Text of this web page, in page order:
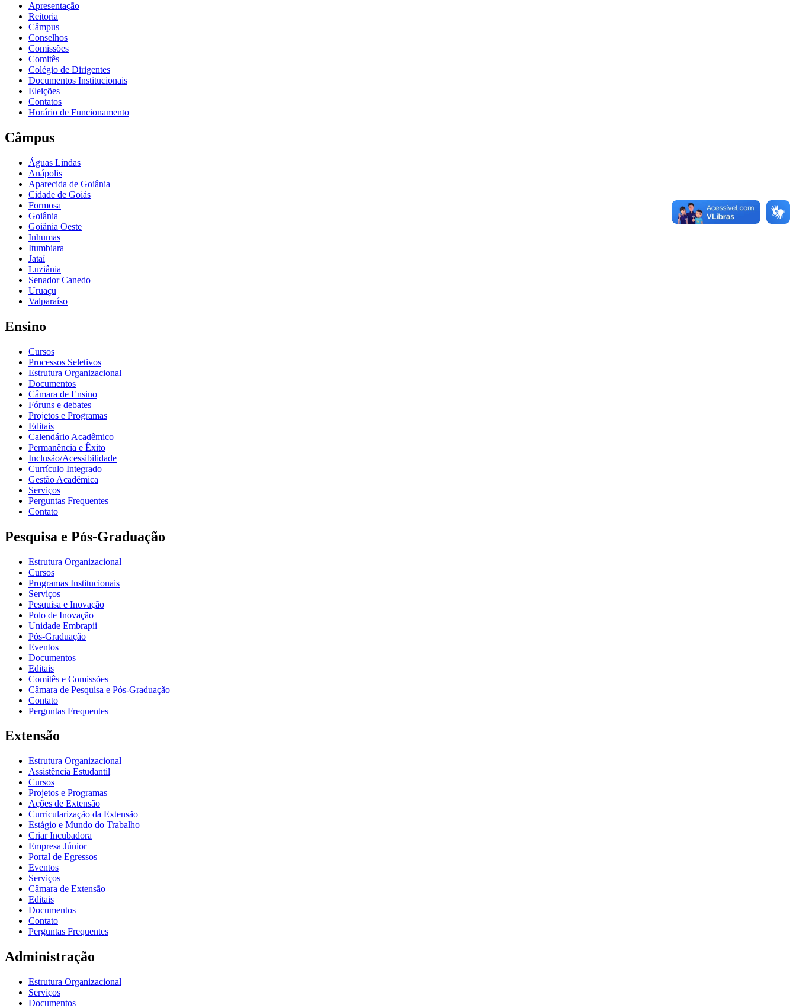
Apresentação
Reitoria
Câmpus
Conselhos
Comissões
Comitês
Colégio de Dirigentes
Documentos Institucionais
Eleições
Contatos
Horário de Funcionamento
Câmpus
Águas Lindas
Anápolis
Aparecida de Goiânia
Cidade de Goiás
Formosa
Goiânia
Goiânia Oeste
Inhumas
Itumbiara
Jataí
Luziânia
Senador Canedo
Uruaçu
Valparaíso
Ensino
Cursos
Processos Seletivos
Estrutura Organizacional
Documentos
Câmara de Ensino
Fóruns e debates
Projetos e Programas
Editais
Calendário Acadêmico
Permanência e Êxito
Inclusão/Acessibilidade
Currículo Integrado
Gestão Acadêmica
Serviços
Perguntas Frequentes
Contato
Pesquisa e Pós-Graduação
Estrutura Organizacional
Cursos
Programas Institucionais
Serviços
Pesquisa e Inovação
Polo de Inovação
Unidade Embrapii
Pós-Graduação
Eventos
Documentos
Editais
Comitês e Comissões
Câmara de Pesquisa e Pós-Graduação
Contato
Perguntas Frequentes
Extensão
Estrutura Organizacional
Assistência Estudantil
Cursos
Projetos e Programas
Ações de Extensão
Curricularização da Extensão
Estágio e Mundo do Trabalho
Criar Incubadora
Empresa Júnior
Portal de Egressos
Eventos
Serviços
Câmara de Extensão
Editais
Documentos
Contato
Perguntas Frequentes
Administração
Estrutura Organizacional
Serviços
Documentos